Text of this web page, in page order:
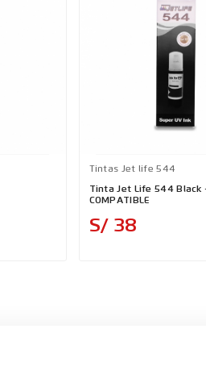
Tintas Jet life 544
Tinta Jet Life 544 Black
COMPATIBLE
S/ 38